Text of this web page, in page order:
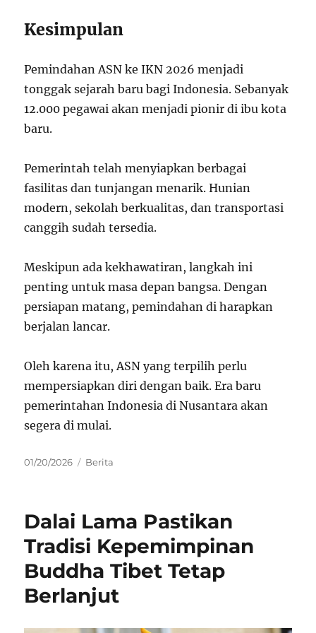
Kesimpulan
Pemindahan ASN ke IKN 2026 menjadi
tonggak sejarah baru bagi Indonesia. Sebanyak
12.000 pegawai akan menjadi pionir di ibu kota
baru.
Pemerintah telah menyiapkan berbagai
fasilitas dan tunjangan menarik. Hunian
modern, sekolah berkualitas, dan transportasi
canggih sudah tersedia.
Meskipun ada kekhawatiran, langkah ini
penting untuk masa depan bangsa. Dengan
persiapan matang, pemindahan di harapkan
berjalan lancar.
Oleh karena itu, ASN yang terpilih perlu
mempersiapkan diri dengan baik. Era baru
pemerintahan Indonesia di Nusantara akan
segera di mulai.
Posted
01/20/2026 Categories
Berita
Dalai Lama Pastikan
Tradisi Kepemimpinan
Buddha Tibet Tetap
Berlanjut